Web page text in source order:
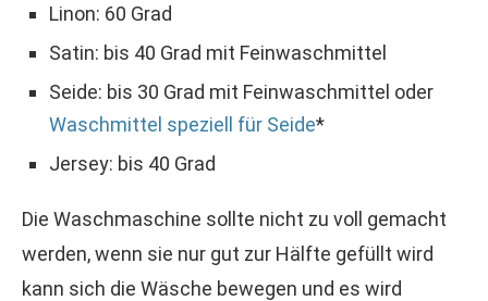
Linon: 60 Grad
Satin: bis 40 Grad mit Feinwaschmittel
Seide: bis 30 Grad mit Feinwaschmittel oder
Waschmittel speziell für Seide*
Jersey: bis 40 Grad
Die Waschmaschine sollte nicht zu voll gemacht
werden, wenn sie nur gut zur Hälfte gefüllt wird
kann sich die Wäsche bewegen und es wird